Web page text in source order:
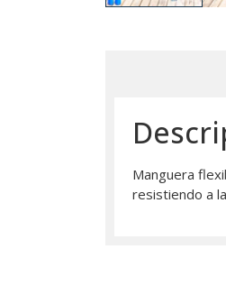
Manguera
resistiendo a